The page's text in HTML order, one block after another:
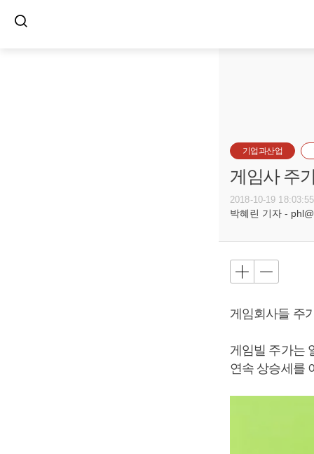
기업과산업
게임사 주
2018-10-19 18:03:55
박혜린 기자 -
게임회사들 주
게임빌 주가는
연속 상승세를